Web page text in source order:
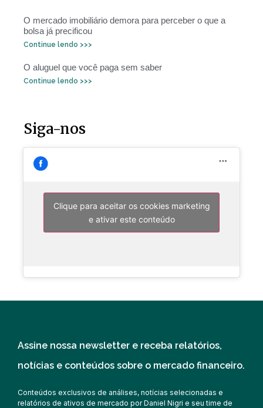
O mercado imobiliário demora para perceber o que a
bolsa já precificou
Continue lendo >>>
O aluguel que você paga sem saber
Continue lendo >>>
Siga-nos
Clique para aceitar os cookies marketing
e ativar este conteúdo
Assine nossa newsletter e receba relatórios,
notícias e conteúdos sobre o mercado financeiro.
Conteúdos exclusivos de análises, notícias selecionadas e
relatórios de ativos de mercado por Daniel Nigri e seu time de